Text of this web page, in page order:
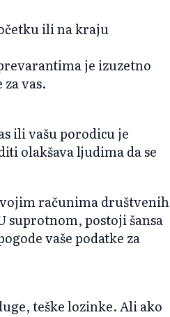
ili na kraju
je izuzetno
vas.
ili vašu porodicu je
olakšava ljudima da se
računima društvenih
suprotnom, postoji šansa
vaše podatke za
teške lozinke. Ali ako